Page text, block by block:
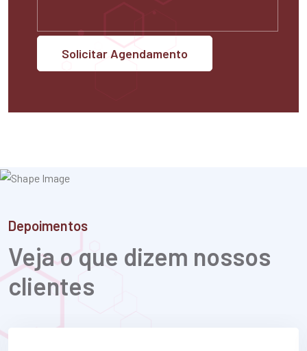
Solicitar Agendamento
Depoimentos
Veja o que dizem nossos
clientes